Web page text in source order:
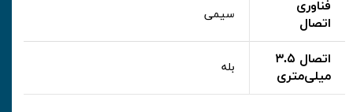
فناوری
اتصال
سیمی
اتصال ۳.۵
میلی‌متری
بله